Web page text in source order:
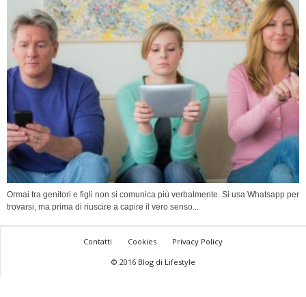
Ormai tra genitori e figli non si comunica più verbalmente. Si usa Whatsapp per
trovarsi, ma prima di riuscire a capire il vero senso...
Contatti Cookies
Privacy Policy
© 2016 Blog di Lifestyle